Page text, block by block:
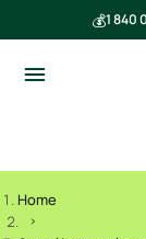
💰1 840
Home